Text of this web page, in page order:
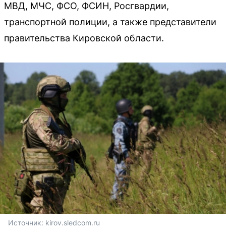
МВД, МЧС, ФСО, ФСИН, Росгвардии,
транспортной полиции, а также представители
правительства Кировской области.
Источник: kirov.sledcom.ru